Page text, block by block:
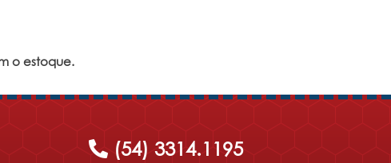
o estoque.
(54) 3314.1195